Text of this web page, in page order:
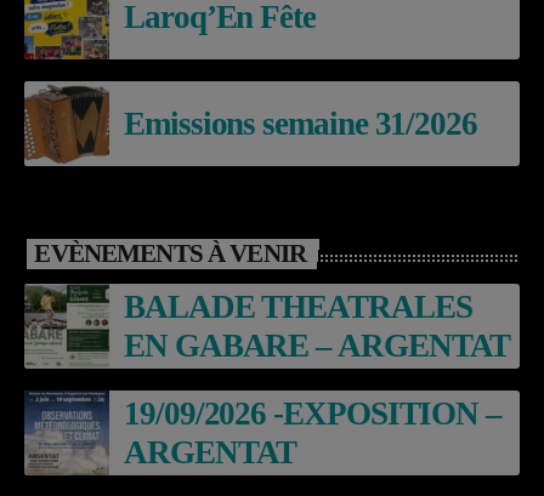
Laroq’En Fête
Emissions semaine 31/2026
EVÈNEMENTS À VENIR
BALADE THEATRALES
EN GABARE – ARGENTAT
19/09/2026 -EXPOSITION –
ARGENTAT